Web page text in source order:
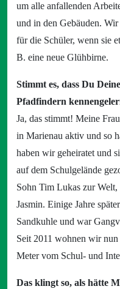
um alle anfallenden
und in den Gebäuden.
für die Schüler, wenn sie
B. eine neue Glühbirne.
Stimmt es, dass Du
Pfadfindern
Ja, das stimmt! Meine
in Marienau aktiv und so
haben wir geheiratet und
auf dem Schulgelände
Sohn Tim Lukas zur
Jasmin. Einige Jahre
Sandkuhle und war
Seit 2011 wohnen wir
Meter vom Schul- und
Das klingt so, als hätte